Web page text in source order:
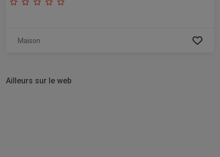
Maison
Ailleurs sur le web